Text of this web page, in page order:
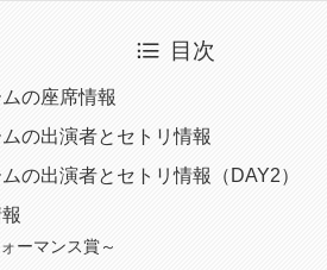
目次
の座席情報
の出演者とセトリ情報
の出演者とセトリ情報（DAY2）
ーマンス賞～